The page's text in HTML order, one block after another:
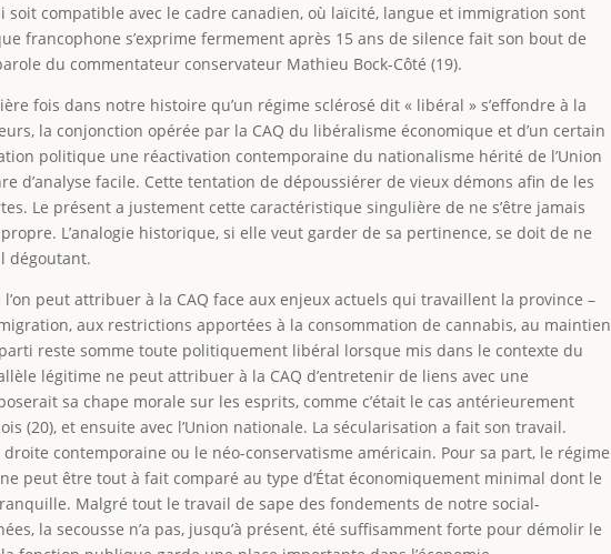
soit compatible avec le cadre canadien, où laïcité, langue et immigration sont
francophone s’exprime fermement après 15 ans de silence fait son bout de
du commentateur conservateur Mathieu Bock-Côté (19).
fois dans notre histoire qu’un régime sclérosé dit « libéral » s’effondre à la
la conjonction opérée par la CAQ du libéralisme économique et d’un certain
politique une réactivation contemporaine du nationalisme hérité de l’Union
d’analyse facile. Cette tentation de dépoussiérer de vieux démons afin de les
Le présent a justement cette caractéristique singulière de ne s’être jamais
L’analogie historique, si elle veut garder de sa pertinence, se doit de ne
dégoutant.
peut attribuer à la CAQ face aux enjeux actuels qui travaillent la province –
aux restrictions apportées à la consommation de cannabis, au maintien
reste somme toute politiquement libéral lorsque mis dans le contexte du
légitime ne peut attribuer à la CAQ d’entretenir de liens avec une
sa chape morale sur les esprits, comme c’était le cas antérieurement
(20), et ensuite avec l’Union nationale. La sécularisation a fait son travail.
contemporaine ou le néo-conservatisme américain. Pour sa part, le régime
peut être tout à fait comparé au type d’État économiquement minimal dont le
Malgré tout le travail de sape des fondements de notre social-
la secousse n’a pas, jusqu’à présent, été suffisamment forte pour démolir le